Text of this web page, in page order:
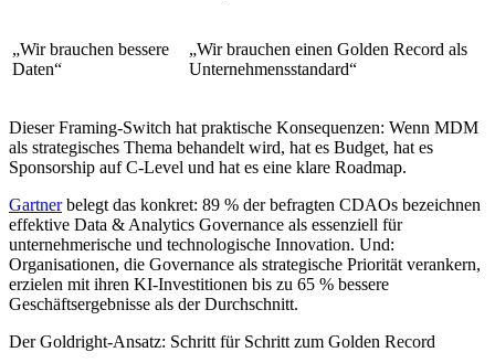
„Wir brauchen bessere
Daten“
„Wir brauchen einen Golden Record als
Unternehmensstandard“
Dieser Framing-Switch hat praktische Konsequenzen: Wenn MDM
als strategisches Thema behandelt wird, hat es Budget, hat es
Sponsorship auf C-Level und hat es eine klare Roadmap.
Gartnerbelegt das konkret: 89 % der befragten CDAOs bezeichnen
effektive Data & Analytics Governance als essenziell für
unternehmerische und technologische Innovation. Und:
Organisationen, die Governance als strategische Priorität verankern,
erzielen mit ihren KI-Investitionen bis zu 65 % bessere
Geschäftsergebnisse als der Durchschnitt.
Der Goldright-Ansatz: Schritt für Schritt zum Golden Record